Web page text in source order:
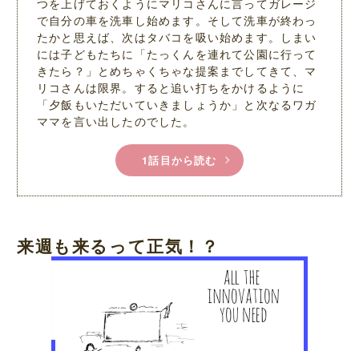
で自分の車を洗車し始めます。そして洗車が終わっ
たかと思えば、次はタバコを吸い始めます。しまい
には子どもたちに「たっくんを連れて公園に行って
きたら？」とめちゃくちゃな提案までしてきて、マ
リコさんは限界。すると追い打ちをかけるように
「夕飯もいただいていきましょうか」と次なるワガ
ママを言い出したのでした。
1話目から読む
来週も来るって正気！？